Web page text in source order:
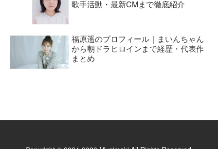
歌手活動・最新CMまで徹底紹介
福原遥のプロフィール｜まいんちゃん
から朝ドラヒロインまで経歴・代表作
まとめ